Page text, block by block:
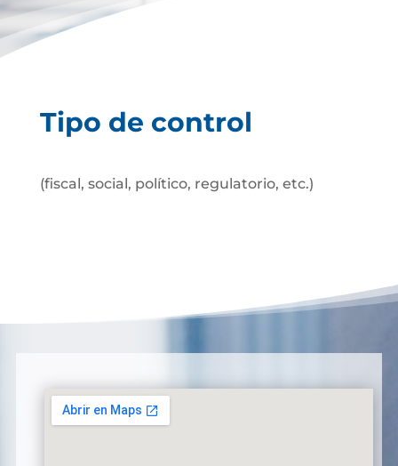
Tipo de control
(fiscal, social, político, regulatorio, etc.)